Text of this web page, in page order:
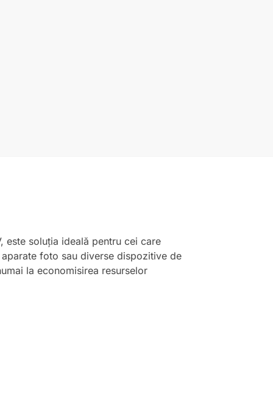
este soluția ideală pentru cei care
foto sau diverse dispozitive de
la economisirea resurselor